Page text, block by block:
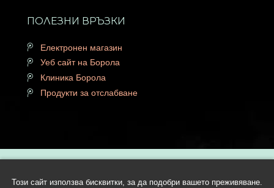
ПОЛЕЗНИ ВРЪЗКИ
Електронен магазин
Уеб сайт на Борола
Клиника Борола
Продукти за отслабване
Copyright © 2026 Lactobor.com | Всички права запазени | Уеб
Този сайт използва бисквитки, за да подобри вашето преживяване.